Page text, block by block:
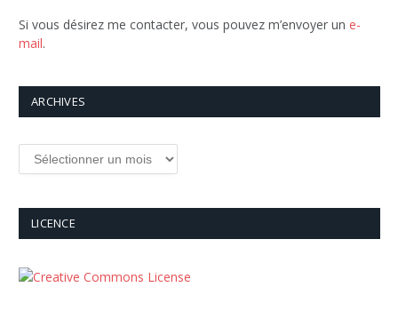
Si vous désirez me contacter, vous pouvez m’envoyer un e-
mail.
ARCHIVES
Archives
LICENCE